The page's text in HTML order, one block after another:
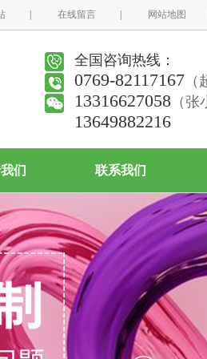
在线留言 网站地图
全国咨询热线：
0769-82117167
13316627058 （
13649882216
们 联系我们